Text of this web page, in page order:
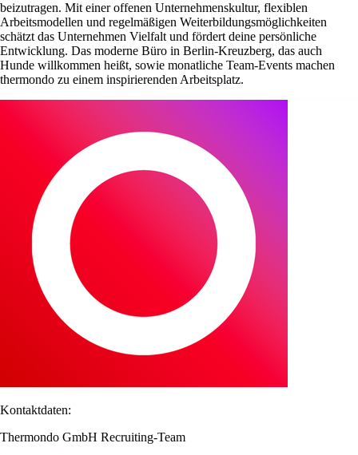
beizutragen. Mit einer offenen Unternehmenskultur, flexiblen
Arbeitsmodellen und regelmäßigen Weiterbildungsmöglichkeiten
schätzt das Unternehmen Vielfalt und fördert deine persönliche
Entwicklung. Das moderne Büro in Berlin-Kreuzberg, das auch
Hunde willkommen heißt, sowie monatliche Team-Events machen
thermondo zu einem inspirierenden Arbeitsplatz.
Kontaktdaten:
Thermondo GmbH Recruiting-Team